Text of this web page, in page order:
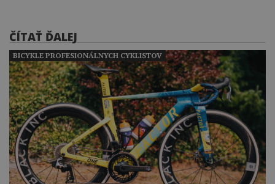
ČÍTAŤ ĎALEJ
BICYKLE PROFESIONÁLNYCH CYKLISTOV